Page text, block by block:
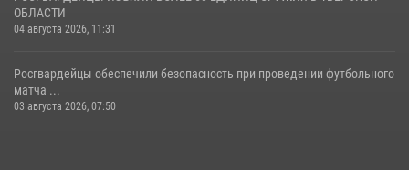
ОБЛАСТИ
04 августа 2026, 11:31
Росгвардейцы обеспечили безопасность при проведении футбольного
матча ...
03 августа 2026, 07:50